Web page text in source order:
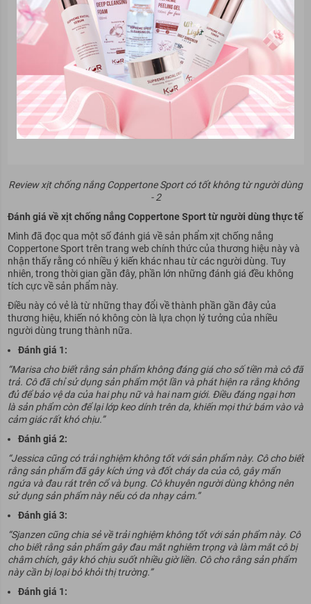
Review xịt chống nắng Coppertone Sport có tốt không từ người dùng
- 2
Đánh giá về xịt chống nắng Coppertone Sport từ người dùng thực tế
Mình đã đọc qua một số đánh giá về sản phẩm xịt chống nắng
Coppertone Sport trên trang web chính thức của thương hiệu này và
nhận thấy rằng có nhiều ý kiến khác nhau từ các người dùng. Tuy
nhiên, trong thời gian gần đây, phần lớn những đánh giá đều không
tích cực về sản phẩm này.
Điều này có vẻ là từ những thay đổi về thành phần gần đây của
thương hiệu, khiến nó không còn là lựa chọn lý tưởng của nhiều
người dùng trung thành nữa.
Đánh giá 1:
“Marisa cho biết rằng sản phẩm không đáng giá cho số tiền mà cô đã
trả. Cô đã chỉ sử dụng sản phẩm một lần và phát hiện ra rằng không
đủ để bảo vệ da của hai phụ nữ và hai nam giới. Điều đáng ngại hơn
là sản phẩm còn để lại lớp keo dính trên da, khiến mọi thứ bám vào và
cảm giác rất khó chịu.”
Đánh giá 2:
“Jessica cũng có trải nghiệm không tốt với sản phẩm này. Cô cho biết
rằng sản phẩm đã gây kích ứng và đốt cháy da của cô, gây mẩn
ngứa và đau rát trên cổ và bụng. Cô khuyên người dùng không nên
sử dụng sản phẩm này nếu có da nhạy cảm.”
Đánh giá 3:
“Sjanzen cũng chia sẻ về trải nghiệm không tốt với sản phẩm này. Cô
cho biết rằng sản phẩm gây đau mắt nghiêm trọng và làm mắt cô bị
châm chích, gây khó chịu suốt nhiều giờ liền. Cô cho rằng sản phẩm
này cần bị loại bỏ khỏi thị trường.”
Đánh giá 1: